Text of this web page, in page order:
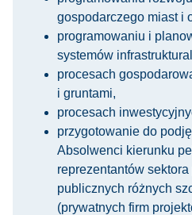
gospodarczego miast i
programowaniu i
systemów
procesach
i gruntami,
procesach
przygotowanie do
Absolwenci kierunku
reprezentantów
publicznych różnych
(prywatnych firm